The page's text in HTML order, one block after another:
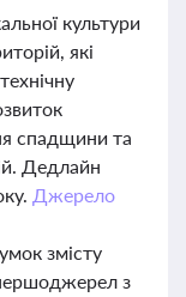
культури
які
спадщини та
Дедлайн
Джерело
змісту
з